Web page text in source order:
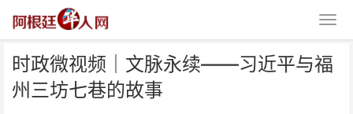
时政微视频｜文脉永续——习近平与福
州三坊七巷的故事